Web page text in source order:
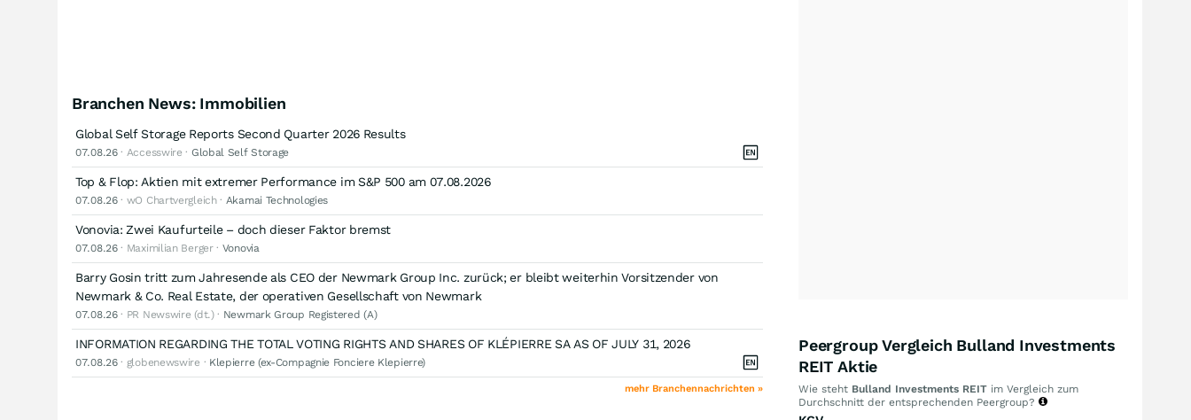
Branchen News: Immobilien
Global Self Storage Reports Second Quarter 2026 Results
07.08.26· Accesswire · Global Self Storage
Top & Flop: Aktien mit extremer Performance im S&P 500 am 07.08.2026
07.08.26· wO Chartvergleich · Akamai Technologies
Vonovia: Zwei Kaufurteile – doch dieser Faktor bremst
07.08.26· Maximilian Berger · Vonovia
Barry Gosin tritt zum Jahresende als CEO der Newmark Group Inc. zurück; er bleibt weiterhin Vorsitzender von
Newmark & Co. Real Estate, der operativen Gesellschaft von Newmark
07.08.26· PR Newswire (dt.) · Newmark Group Registered (A)
INFORMATION REGARDING THE TOTAL VOTING RIGHTS AND SHARES OF KLÉPIERRE SA AS OF JULY 31, 2026
07.08.26· globenewswire · Klepierre (ex-Compagnie Fonciere Klepierre)
mehr Branchennachrichten »
Peergroup Vergleich Bulland Investments
REIT Aktie
Wie steht Bulland Investments REIT im Vergleich zum
Durchschnitt der entsprechenden Peergroup?